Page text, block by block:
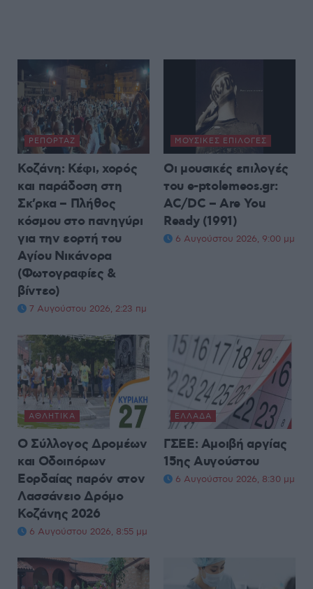
ΡΕΠΟΡΤΆΖ
Κοζάνη: Κέφι, χορός
και παράδοση στη
Σκ’ρκα – Πλήθος
κόσμου στο πανηγύρι
για την εορτή του
Αγίου Νικάνορα
(Φωτογραφίες &
βίντεο)
7 Αυγούστου 2026, 2:23 πμ
ΜΟΥΣΙΚΈΣ ΕΠΙΛΟΓΈΣ
Οι μουσικές επιλογές
του e-ptolemeos.gr:
AC/DC – Are You
Ready (1991)
6 Αυγούστου 2026, 9:00 μμ
ΑΘΛΗΤΙΚΆ
Ο Σύλλογος Δρομέων
και Οδοιπόρων
Εορδαίας παρόν στον
Λασσάνειο Δρόμο
Κοζάνης 2026
6 Αυγούστου 2026, 8:55 μμ
ΕΛΛΆΔΑ
ΓΣΕΕ: Αμοιβή αργίας
15ης Αυγούστου
6 Αυγούστου 2026, 8:30 μμ